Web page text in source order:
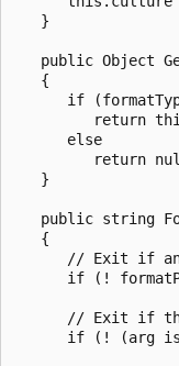
   }
public Object
   {
if
return
      else
return
   }
public string
   {
// Exit if
if (!
// Exit if
if (! (arg